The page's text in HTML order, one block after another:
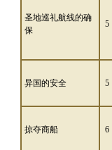
圣地巡礼航线的确
保
5
异国的安全 5
掠夺商船 6